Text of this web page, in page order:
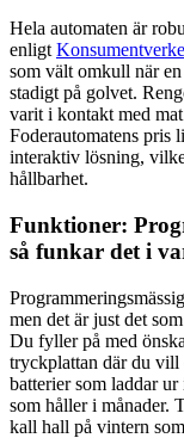
Hela automaten är
enligt
som vält omkull när
stadigt på golvet.
varit i kontakt med
Foderautomatens pris
interaktiv lösning,
hållbarhet.
Funktioner:
så funkar det i
men det är just det
Du fyller på med
tryckplattan där du
batterier som laddar
som håller i månader.
kall hall på vintern